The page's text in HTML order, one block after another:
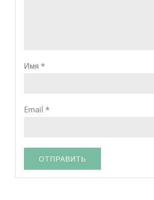
Имя *
Email *